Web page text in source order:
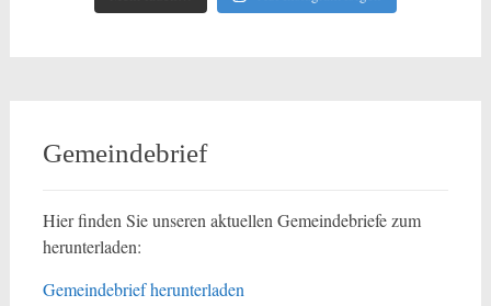
Gemeindebrief
Hier finden Sie unseren aktuellen Gemeindebriefe zum
herunterladen:
Gemeindebrief herunterladen